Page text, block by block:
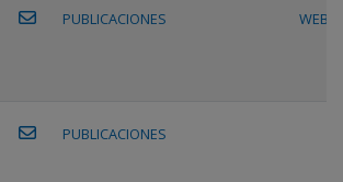
PUBLICACIONES WEB
PUBLICACIONES